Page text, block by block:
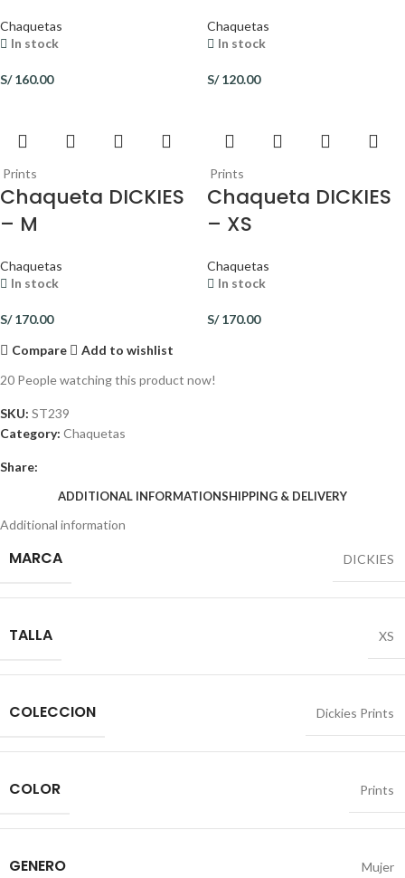
Chaquetas
In stock
S/160.00
Chaquetas
In stock
S/120.00
Prints
Chaqueta DICKIES
– M
Chaquetas
In stock
S/170.00
Prints
Chaqueta DICKIES
– XS
Chaquetas
In stock
S/170.00
Compare
Add to wishlist
20 People watching this product now!
SKU: ST239
Category: Chaquetas
Share:
ADDITIONAL INFORMATIONSHIPPING & DELIVERY
Additional information
MARCA DICKIES
TALLA XS
COLECCION Dickies Prints
COLOR Prints
GENERO Mujer